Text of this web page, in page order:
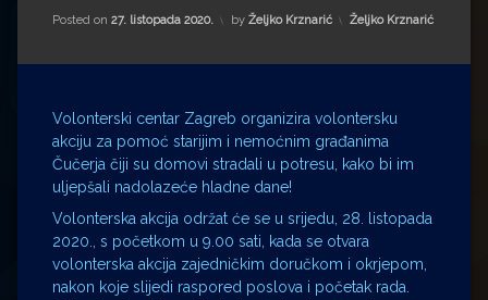
Matea Andrić
Ljiljana Lekanić-Kljaić
Željko Krznarić
Mario Lovreković
Posted on 27. listopada 2020. by Željko Krznarić Kategorije:
Željko Krznarić
Volonterski centar Zagreb organizira volontersku
akciju za pomoć starijim i nemoćnim građanima
Čučerja čiji su domovi stradali u potresu, kako bi im
uljepšali nadolazeće hladne dane!
Volonterska akcija održat će se u srijedu, 28. listopada
2020., s početkom u 9.00 sati, kada se otvara
volonterska akcija zajedničkim doručkom i okrjepom,
nakon koje slijedi raspored poslova i početak rada.